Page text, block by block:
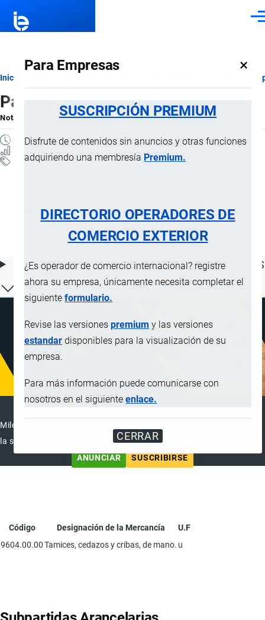
Para Empresas ×
SUSCRIPCIÓN PREMIUM
Disfrute de contenidos sin anuncios y otras funciones
adquiriendo una membresía Premium.
DIRECTORIO OPERADORES DE
COMERCIO EXTERIOR
¿Es operador de comercio internacional? registre
ahora su empresa, únicamente necesita completar el
siguienteformulario.
Revise las versionespremium y las versiones
estandar disponibles para la visualización de su
empresa.
Para más información puede comunicarse con
nosotros en el siguienteenlace.
CERRAR
Ruta
de
navegación
Inicio
Partida 96.04
Nota ExplicativaporImportaciones …, 22 Julio, 2024
2 MINUTOS
Notas Explicativas
96.04 Tamices, cedazos y cribas, de
mano
ÍNDICE DE CONTENIDOS
Miles de visitantes ya vieron este anuncio, tu empresa puede ser
la siguiente
ANUNCIAR
SUSCRIBIRSE
Código Designación de la Mercancía
U.F
9604.00.00Tamices, cedazos y cribas, de mano. u